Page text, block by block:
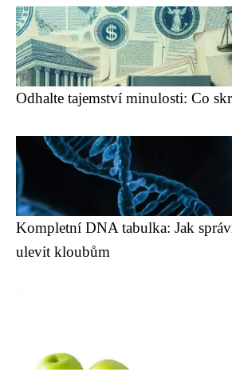
Odhalte tajemství minulosti: Co
Kompletní DNA tabulka: Jak
ulevit kloubům